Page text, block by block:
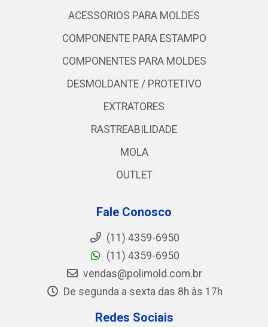
ACESSORIOS PARA MOLDES
COMPONENTE PARA ESTAMPO
COMPONENTES PARA MOLDES
DESMOLDANTE / PROTETIVO
EXTRATORES
RASTREABILIDADE
MOLA
OUTLET
Fale Conosco
(11) 4359-6950
(11) 4359-6950
vendas@polimold.com.br
De segunda a sexta das 8h às 17h
Redes Sociais